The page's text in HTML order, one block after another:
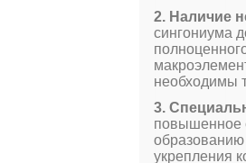
2. Наличие
сингониума
необходимы
3.
повышенное
укрепления